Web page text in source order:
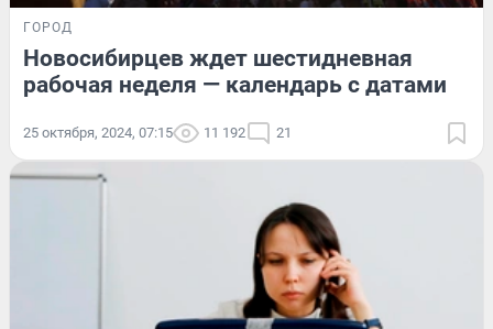
ГОРОД
Новосибирцев ждет шестидневная
рабочая неделя — календарь с датами
25 октября, 2024, 07:15 11 192 21